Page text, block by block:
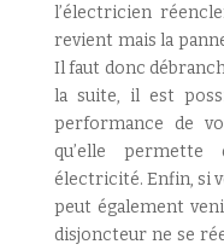
l’électricien
revient mais la
Il faut donc
la suite, il est
performance de
qu’elle
électricité. Enfin, si
peut également
disjoncteur ne se